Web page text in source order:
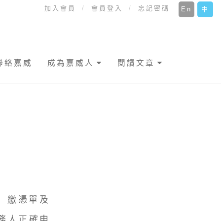
中
En
加入會員 會員登入 忘記密碼
絡嘉威 成為嘉威人 閱讀文章
憑單及